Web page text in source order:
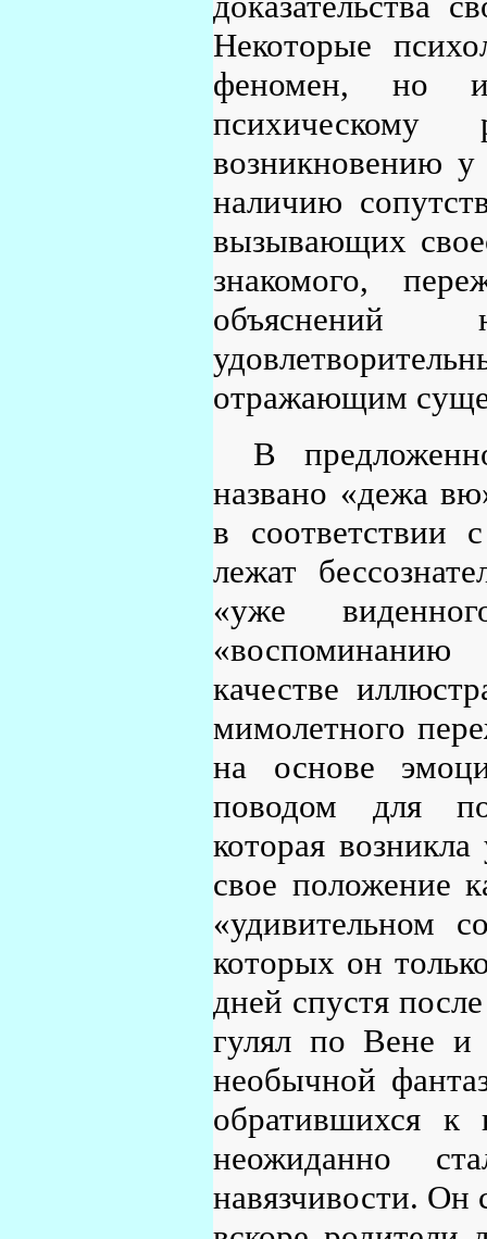
Некоторые
феномен, но
возникновению
наличию
вызывающих
знакомого,
объяснений
отражающим
В
названо «дежа
в соответствии
лежат
«уже
качестве
мимолетного
на основе
поводом для
которая
свое положение
«удивительном
которых он
дней спустя
гулял по Вене и
необычной
обратившихся
неожиданно
навязчивости. Он